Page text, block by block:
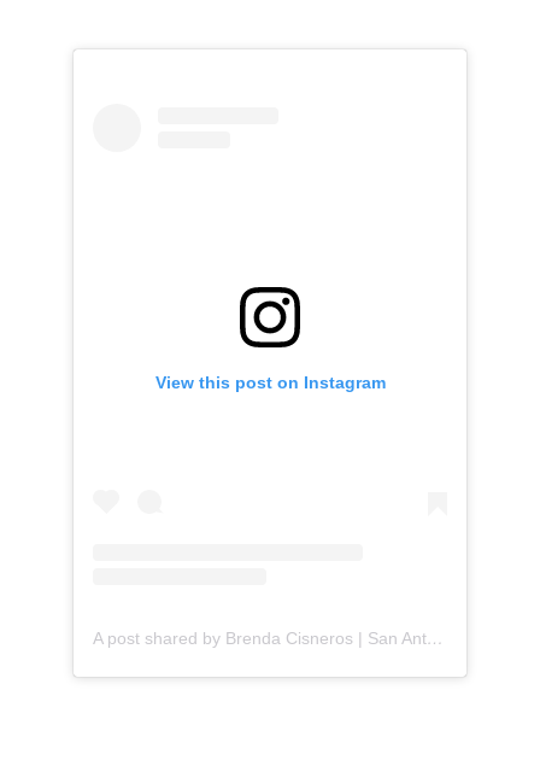
View this post on Instagram
A post shared by Brenda Cisneros | San Antonio Content Creator (@mejorandomihogar)